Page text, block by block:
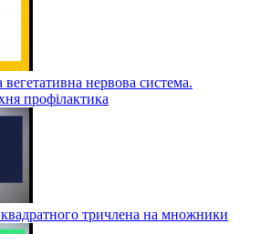
вегетативна нервова система.
профілактика
тричлена на множники